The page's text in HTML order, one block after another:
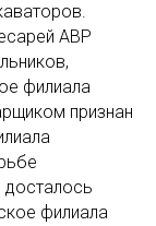
АВР
филиала
признан
филиала